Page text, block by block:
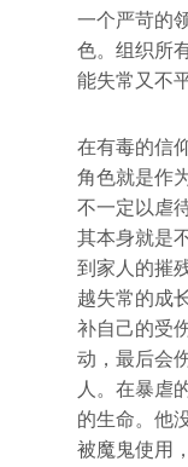
一个严苛的
色。组织所
能失常又不
在有毒的信
角色就是作
不一定以虐
其本身就是
到家人的摧
越失常的成
补自己的受
动，最后会
人。在暴虐
的生命。他
被魔鬼使用